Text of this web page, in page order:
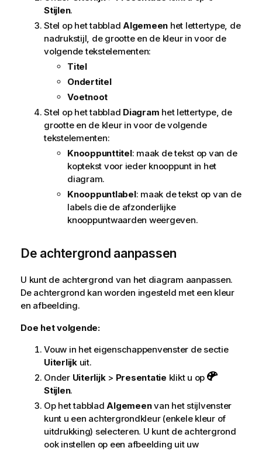
Stijlen.
Stel op het tabblad Algemeen het lettertype, de
nadrukstijl, de grootte en de kleur in voor de
volgende tekstelementen:
Titel
Ondertitel
Voetnoot
Stel op het tabblad Diagram het lettertype, de
grootte en de kleur in voor de volgende
tekstelementen:
Knooppunttitel: maak de tekst op van de
koptekst voor ieder knooppunt in het
diagram.
Knooppuntlabel: maak de tekst op van de
labels die de afzonderlijke
knooppuntwaarden weergeven.
De achtergrond aanpassen
U kunt de achtergrond van het diagram aanpassen.
De achtergrond kan worden ingesteld met een kleur
en afbeelding.
Doe het volgende:
Vouw in het eigenschappenvenster de sectie
Uiterlijkuit.
Onder Uiterlijk> Presentatie klikt u op
Stijlen.
Op het tabbladAlgemeenvan het stijlvenster
kunt u een achtergrondkleur (enkele kleur of
uitdrukking) selecteren. U kunt de achtergrond
ook instellen op een afbeelding uit uw